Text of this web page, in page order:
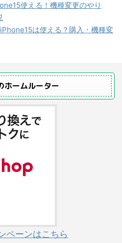
使える！機種変更のやり
は使える？購入・機種変
ホームルーター
ペーンはこちら